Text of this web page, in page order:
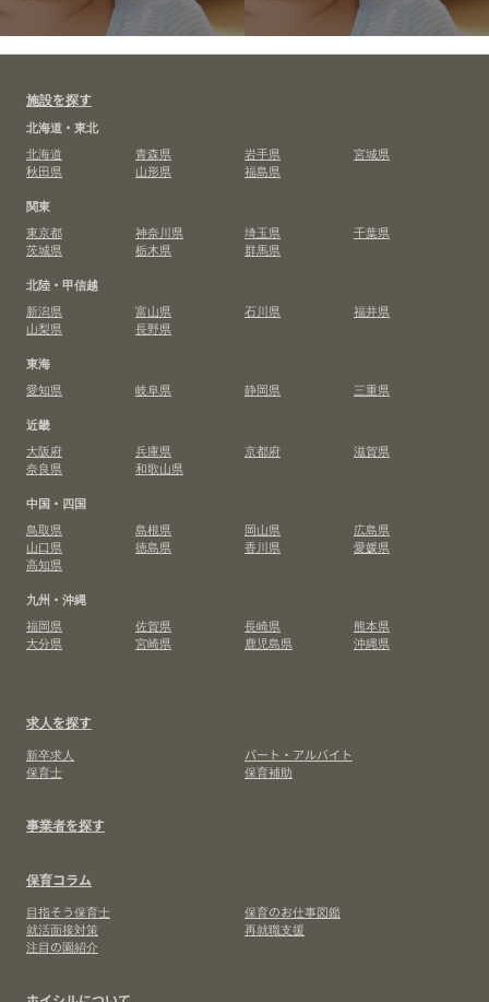
施設を探す
北海道・東北
北海道
青森県 岩手県
宮城県
秋田県
山形県
福島県
関東
東京都
神奈川県 埼玉県
千葉県
茨城県
栃木県
群馬県
北陸・甲信越
新潟県
富山県 石川県
福井県
山梨県
長野県
東海
愛知県
岐阜県 静岡県
三重県
近畿
大阪府
兵庫県 京都府
滋賀県
奈良県
和歌山県
中国・四国
鳥取県
島根県 岡山県
広島県
山口県
徳島県 香川県
愛媛県
高知県
九州・沖縄
福岡県
佐賀県 長崎県
熊本県
大分県
宮崎県 鹿児島県 沖縄県
求人を探す
新卒求人
パート・アルバイト
保育士
保育補助
事業者を探す
保育コラム
目指そう保育士
保育のお仕事図鑑
就活面接対策
再就職支援
注目の園紹介